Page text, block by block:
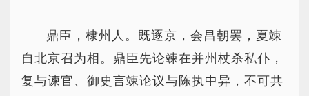
鼎臣，棣州人。既逐京，会昌朝罢，夏竦
自北京召为相。鼎臣先论竦在并州杖杀私仆，
复与谏官、御史言竦论议与陈执中异，不可共